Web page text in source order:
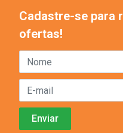
Cadastre-se para
ofertas!